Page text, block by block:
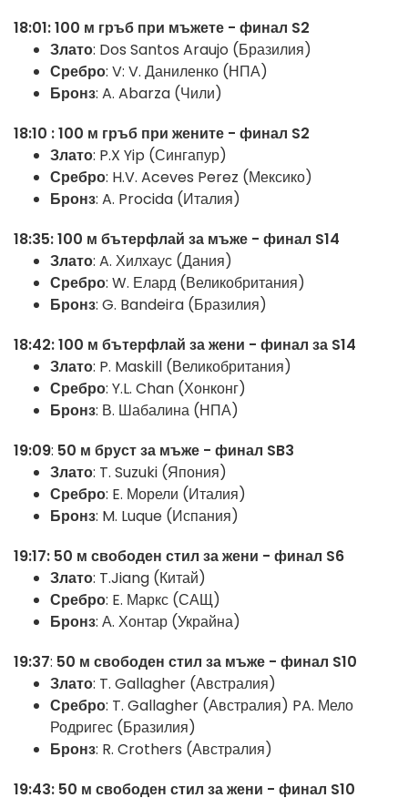
18:01: 100 м гръб при мъжете - финал S2
Злато: Dos Santos Araujo (Бразилия)
Сребро: V: V. Даниленко (НПА)
Бронз: A. Abarza (Чили)
18:10 : 100 м гръб при жените - финал S2
Злато: P.X Yip (Сингапур)
Сребро: H.V. Aceves Perez (Мексико)
Бронз: A. Procida (Италия)
18:35: 100 м бътерфлай за мъже - финал S14
Злато: A. Хилхаус (Дания)
Сребро: W. Елард (Великобритания)
Бронз: G. Bandeira (Бразилия)
18:42: 100 м бътерфлай за жени - финал за S14
Злато: P. Maskill (Великобритания)
Сребро: Y.L. Chan (Хонконг)
Бронз: В. Шабалина (НПА)
19:09: 50 м бруст за мъже - финал SB3
Злато: T. Suzuki (Япония)
Сребро: E. Морели (Италия)
Бронз: M. Luque (Испания)
19:17: 50 м свободен стил за жени - финал S6
Злато: T.Jiang (Китай)
Сребро: E. Маркс (САЩ)
Бронз: А. Хонтар (Украйна)
19:37: 50 м свободен стил за мъже - финал S10
Злато: T. Gallagher (Австралия)
Сребро: T. Gallagher (Австралия) PA. Мело
Родригес (Бразилия)
Бронз: R. Crothers (Австралия)
19:43: 50 м свободен стил за жени - финал S10